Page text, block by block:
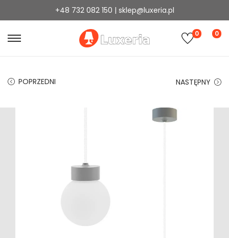
+48 732 082 150 | sklep@luxeria.pl
0 0
POPRZEDNI NASTĘPNY